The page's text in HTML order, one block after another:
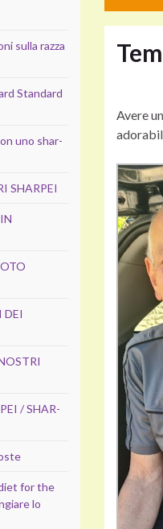
sulla razza
Standard
uno shar-
SHARPEI
DEI
/ SHAR-
for the
lo
Avere